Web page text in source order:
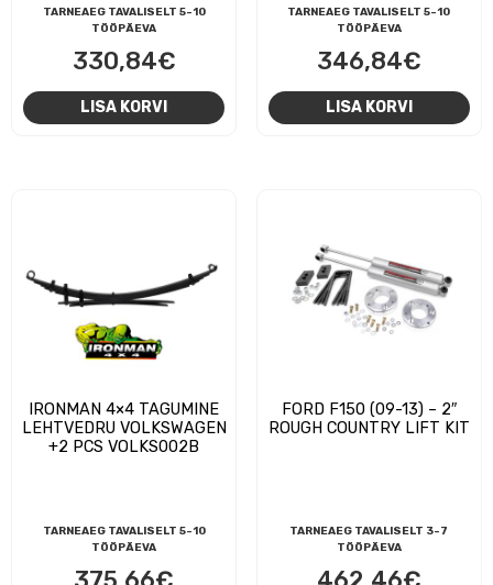
TARNEAEG TAVALISELT 5-10
TÖÖPÄEVA
330,84€
LISA KORVI
TARNEAEG TAVALISELT 5-10
TÖÖPÄEVA
346,84€
LISA KORVI
IRONMAN 4×4 TAGUMINE
LEHTVEDRU VOLKSWAGEN
+2 PCS VOLKS002B
TARNEAEG TAVALISELT 5-10
TÖÖPÄEVA
FORD F150 (09-13) – 2″
ROUGH COUNTRY LIFT KIT
TARNEAEG TAVALISELT 3-7
TÖÖPÄEVA